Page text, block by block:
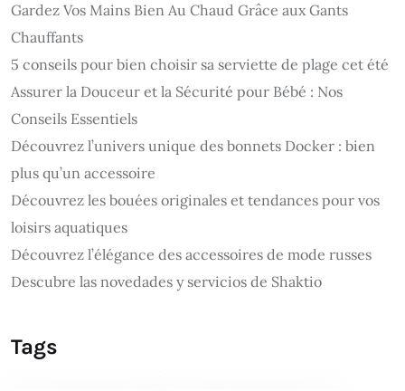
Gardez Vos Mains Bien Au Chaud Grâce aux Gants
Chauffants
5 conseils pour bien choisir sa serviette de plage cet été
Assurer la Douceur et la Sécurité pour Bébé : Nos
Conseils Essentiels
Découvrez l’univers unique des bonnets Docker : bien
plus qu’un accessoire
Découvrez les bouées originales et tendances pour vos
loisirs aquatiques
Découvrez l’élégance des accessoires de mode russes
Descubre las novedades y servicios de Shaktio
Tags